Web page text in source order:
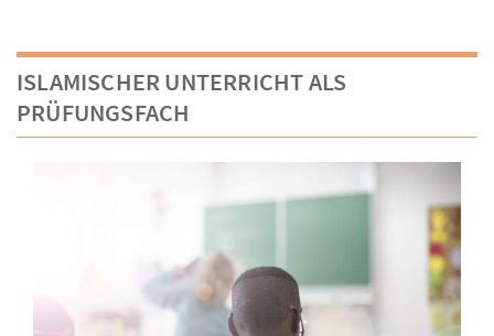
ISLAMISCHER UNTERRICHT ALS
PRÜFUNGSFACH